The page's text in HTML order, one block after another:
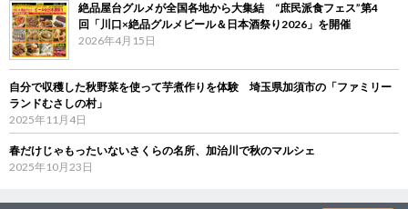
絶品屋台グルメが全国各地から大集結 “庶民派食フェス”第4
回「川口×絶品グルメビール＆日本酒祭り2026」を開催
2026年4月15日
自分で収穫した秋野菜を使って芋煮作りを体験 埼玉県加須市の「ファミリー
ランドむさしの村」
2025年11月4日
春だけじゃもったいないさくらの名所、加治川で秋のマルシェ
2025年10月23日